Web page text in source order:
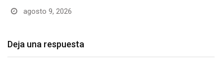
agosto 9, 2026
Deja una respuesta